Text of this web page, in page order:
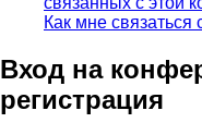
Как мне
Вход на
регистрация